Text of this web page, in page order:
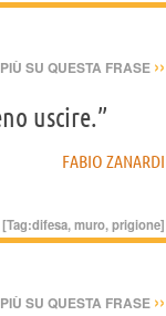
SU QUESTA FRASE ››
uscire.”
FABIO ZANARDI
[Tag:difesa,muro,prigione]
SU QUESTA FRASE ››